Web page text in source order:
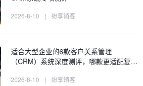
2026-8-10 | 纷享销客
适合大型企业的6款客户关系管理
（CRM）系统深度测评，哪款更适配复…
2026-8-10 | 纷享销客